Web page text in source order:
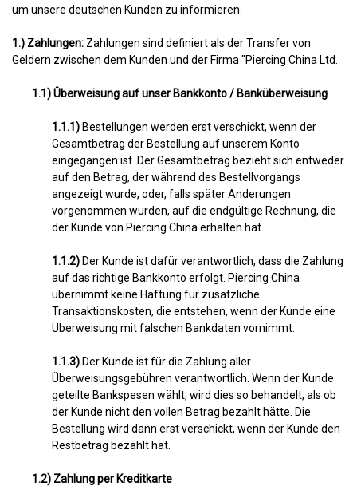
um unsere deutschen Kunden zu informieren.
1.) Zahlungen: Zahlungen sind definiert als der Transfer von
Geldern zwischen dem Kunden und der Firma "Piercing China Ltd.
1.1) Überweisung auf unser Bankkonto / Banküberweisung
1.1.1) Bestellungen werden erst verschickt, wenn der
Gesamtbetrag der Bestellung auf unserem Konto
eingegangen ist. Der Gesamtbetrag bezieht sich entweder
auf den Betrag, der während des Bestellvorgangs
angezeigt wurde, oder, falls später Änderungen
vorgenommen wurden, auf die endgültige Rechnung, die
der Kunde von Piercing China erhalten hat.
1.1.2) Der Kunde ist dafür verantwortlich, dass die Zahlung
auf das richtige Bankkonto erfolgt. Piercing China
übernimmt keine Haftung für zusätzliche
Transaktionskosten, die entstehen, wenn der Kunde eine
Überweisung mit falschen Bankdaten vornimmt.
1.1.3) Der Kunde ist für die Zahlung aller
Überweisungsgebühren verantwortlich. Wenn der Kunde
geteilte Bankspesen wählt, wird dies so behandelt, als ob
der Kunde nicht den vollen Betrag bezahlt hätte. Die
Bestellung wird dann erst verschickt, wenn der Kunde den
Restbetrag bezahlt hat.
1.2) Zahlung per Kreditkarte